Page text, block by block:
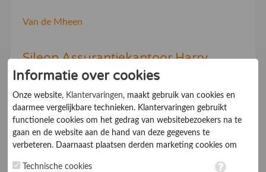
Van de Mheen
Sileon Assurantiekantoor Harry
Assurantiekantoren
7.0
Assurantiekantoor Harry Sileon - Al 30 jaar een
begrip in Apeldoorn en omstreken
Informatie over cookies
Onze website, Klantervaringen, maakt gebruik van cookies en
daarmee vergelijkbare technieken. Klantervaringen gebruikt
functionele cookies om het gedrag van websitebezoekers na te
gaan en de website aan de hand van deze gegevens te
verbeteren. Daarnaast plaatsen derden marketing cookies om
marketing cookies worden persoonsgegevens verwerkt. Je geeft
Technische cookies